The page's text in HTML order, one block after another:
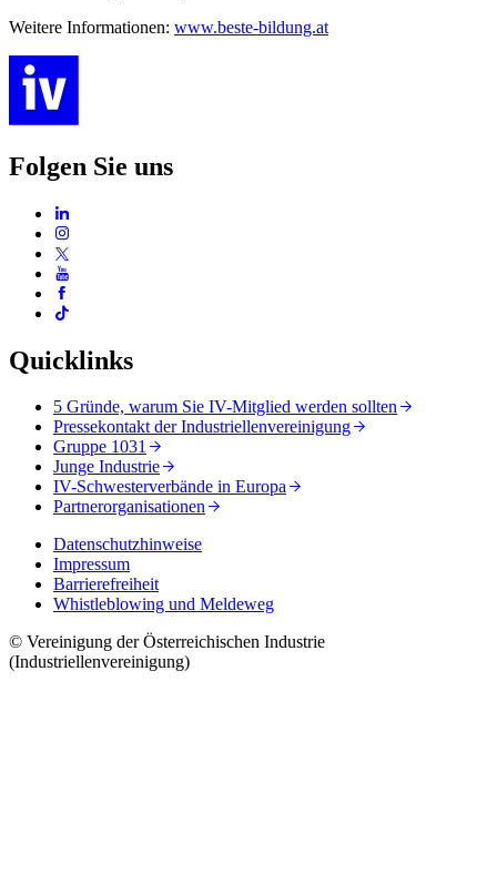
Weitere Informationen: www.beste-bildung.at
Folgen Sie uns
Quicklinks
5 Gründe, warum Sie IV-Mitglied werden sollten
Pressekontakt der Industriellenvereinigung
Gruppe 1031
Junge Industrie
IV-Schwesterverbände in Europa
Partnerorganisationen
Datenschutzhinweise
Impressum
Barrierefreiheit
Whistleblowing und Meldeweg
© Vereinigung der Österreichischen Industrie
(Industriellenvereinigung)